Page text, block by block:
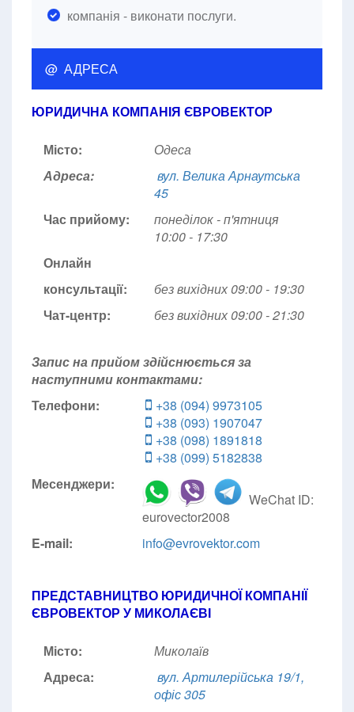
компанія - виконати послуги.
@ АДРЕСА
ЮРИДИЧНА КОМПАНІЯ ЄВРОВЕКТОР
Місто:
Одеса
Адреса:
вул. Велика Арнаутська
45
Час прийому:
понеділок - п'ятниця
10:00 - 17:30
Онлайн
консультації:
без вихідних 09:00 - 19:30
Чат-центр:
без вихідних 09:00 - 21:30
Запис на прийом здійснюється за
наступними контактами:
Телефони:
+38 (094) 9973105
+38 (093) 1907047
+38 (098) 1891818
+38 (099) 5182838
Месенджери:
WeChat ID:
eurovector2008
E-mail:
info@evrovektor.com
ПРЕДСТАВНИЦТВО ЮРИДИЧНОЇ КОМПАНІЇ
ЄВРОВЕКТОР У МИКОЛАЄВІ
Місто:
Миколаїв
Адреса:
вул. Артилерійська 19/1,
офіс 305